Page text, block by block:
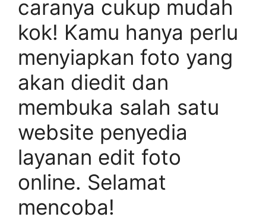
caranya cukup mudah
kok! Kamu hanya perlu
menyiapkan foto yang
akan diedit dan
membuka salah satu
website penyedia
layanan edit foto
online. Selamat
mencoba!